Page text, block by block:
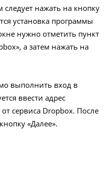
следует нажать на кнопку
установка программы
нужно отметить пункт
а затем нажать на
выполнить вход в
ввести адрес
сервиса Dropbox. После
«Далее».